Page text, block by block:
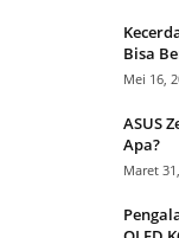
Bisa
Mei 16,
ASUS
Apa?
Maret